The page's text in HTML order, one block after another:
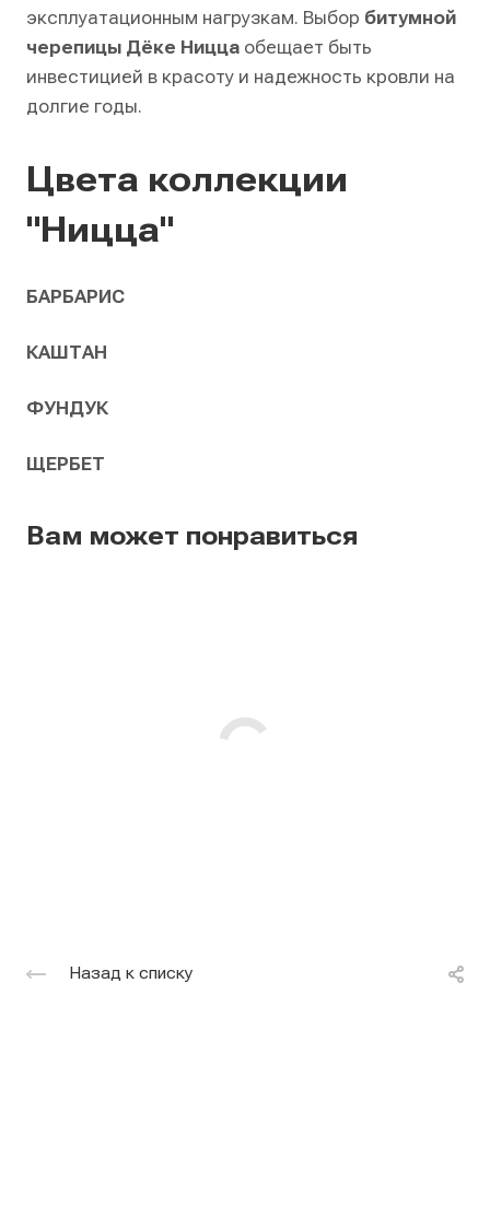
эксплуатационным нагрузкам. Выбор битумной
черепицы Дёке Ницца обещает быть
инвестицией в красоту и надежность кровли на
долгие годы.
Цвета коллекции
"Ницца"
БАРБАРИС
КАШТАН
ФУНДУК
ЩЕРБЕТ
Вам может понравиться
Назад к списку